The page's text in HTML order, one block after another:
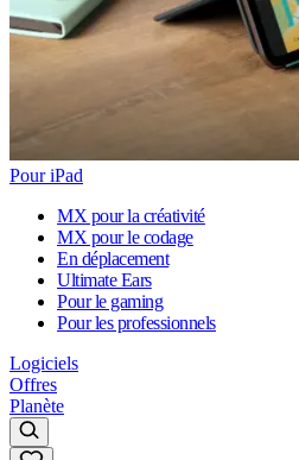
Pour iPad
MX pour la créativité
MX pour le codage
En déplacement
Ultimate Ears
Pour le gaming
Pour les professionnels
Logiciels
Offres
Planète